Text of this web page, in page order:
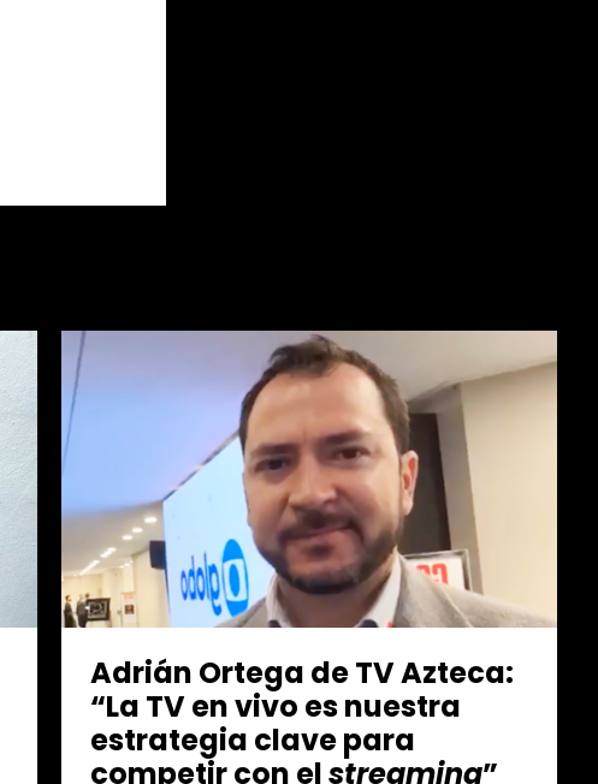
Adrián Ortega de TV Azteca:
“La TV en vivo es nuestra
estrategia clave para
competir con elstreaming”